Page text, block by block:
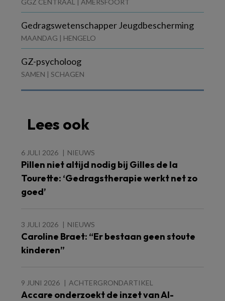
GGZ CENTRAAL | AMERSFOORT
Gedragswetenschapper Jeugdbescherming
MAANDAG | HENGELO
GZ-psycholoog
SAMEN | SCHAGEN
Lees ook
6 JULI 2026 NIEUWS
Pillen niet altijd nodig bij Gilles de la
Tourette: ‘Gedragstherapie werkt net zo
goed’
3 JULI 2026 NIEUWS
Caroline Braet: “Er bestaan geen stoute
kinderen”
9 JUNI 2026 ACHTERGRONDARTIKEL
Accare onderzoekt de inzet van AI-